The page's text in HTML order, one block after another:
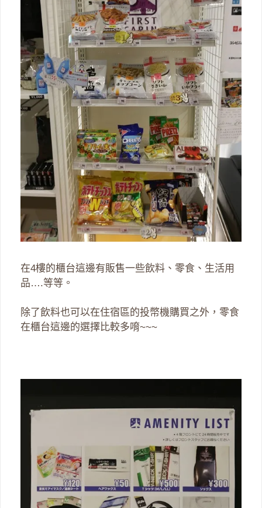
在4樓的櫃台這邊有販售一些飲料、零食、生活用
品….等等。
除了飲料也可以在住宿區的投幣機購買之外，零食
在櫃台這邊的選擇比較多唷~~~